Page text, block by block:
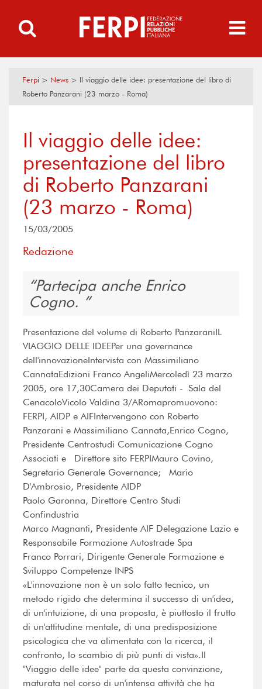
Ferpi > News > Il viaggio delle idee: presentazione del libro di
Roberto Panzarani (23 marzo - Roma)
Il viaggio delle idee:
presentazione del libro
di Roberto Panzarani
(23 marzo - Roma)
15/03/2005
Redazione
Partecipa anche Enrico
Cogno.
Presentazione del volume di Roberto PanzaraniIL
VIAGGIO DELLE IDEEPer una governance
dell'innovazioneIntervista con Massimiliano
CannataEdizioni Franco AngeliMercoledì 23 marzo
2005, ore 17,30Camera dei Deputati - Sala del
CenacoloVicolo Valdina 3/ARomapromuovono:
FERPI, AIDP e AIFIntervengono con Roberto
Panzarani e Massimiliano Cannata,Enrico Cogno,
Presidente Centrostudi Comunicazione Cogno
Associati e Direttore sito FERPIMauro Covino,
Segretario Generale Governance; Mario
D'Ambrosio, Presidente AIDP
Paolo Garonna, Direttore Centro Studi
Confindustria
Marco Magnanti, Presidente AIF Delegazione Lazio e
Responsabile Formazione Autostrade Spa
Franco Porrari, Dirigente Generale Formazione e
Sviluppo Competenze INPS
«L'innovazione non è un solo fatto tecnico, un
metodo rigido che determina il successo di un'idea,
di un'intuizione, di una proposta, è piuttosto il frutto
di un'attitudine mentale, di una predisposizione
psicologica che va alimentata con la ricerca, il
confronto, lo scambio di più punti di vista».Il
"Viaggio delle idee" parte da questa convinzione,
maturata nel corso di un'intensa attività che ha